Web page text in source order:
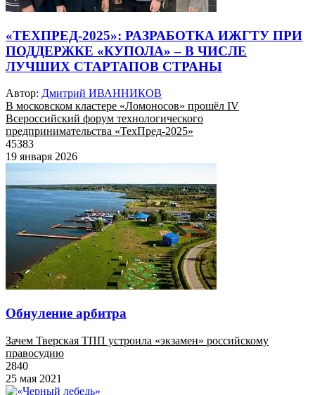
«ТЕХПРЕД-2025»: РАЗРАБОТКА ИЖГТУ ПРИ
ПОДДЕРЖКЕ «КУПОЛА» – В ЧИСЛЕ
ЛУЧШИХ СТАРТАПОВ СТРАНЫ
Автор: Дмитрий ИВАННИКОВ
В московском кластере «Ломоносов» прошёл IV
Всероссийский форум технологического
предпринимательства «ТехПред-2025»
45383
19 января 2026
Обнуление арбитра
Зачем Тверская ТПП устроила «экзамен» российскому
правосудию
2840
25 мая 2021